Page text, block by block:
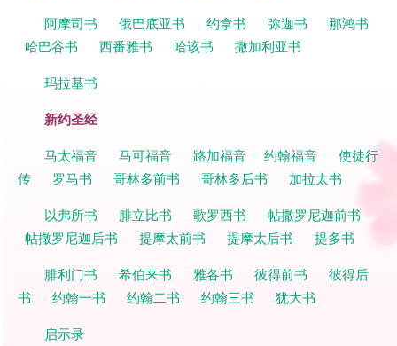
阿摩司书
俄巴底亚书 约拿书 弥迦书
那鸿书
哈巴谷书
西番雅书 哈该书
撒加利亚书
玛拉基书
新约圣经
马太福音 马可福音 路加福音 约翰福音
使徒行
传
罗马书 哥林多前书 哥林多后书
加拉太书
以弗所书
腓立比书 歌罗西书
帖撒罗尼迦前书
帖撒罗尼迦后书
提摩太前书 提摩太后书
提多书
腓利门书
希伯来书 雅各书 彼得前书
彼得后
书
约翰一书 约翰二书 约翰三书
犹大书
启示录